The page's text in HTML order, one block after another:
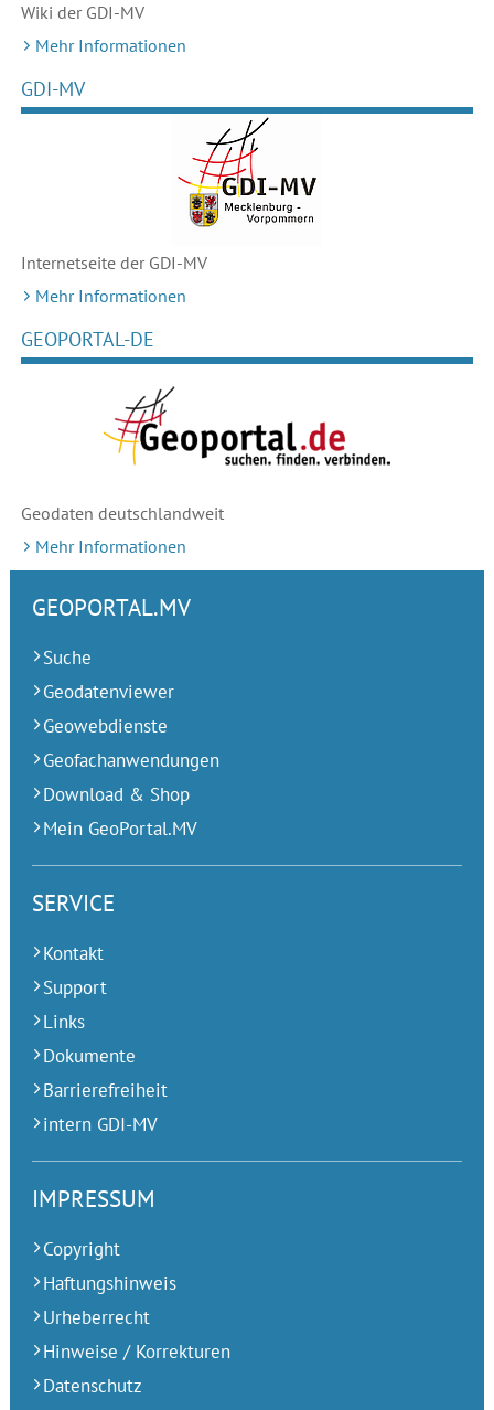
Wiki der GDI-MV
Mehr Informationen
GDI-MV
Internetseite der GDI-MV
Mehr Informationen
GEOPORTAL-DE
Geodaten deutschlandweit
Mehr Informationen
GEOPORTAL.MV
Suche
Geodatenviewer
Geowebdienste
Geofachanwendungen
Download & Shop
Mein GeoPortal.MV
SERVICE
Kontakt
Support
Links
Dokumente
Barrierefreiheit
intern GDI-MV
IMPRESSUM
Copyright
Haftungshinweis
Urheberrecht
Hinweise / Korrekturen
Datenschutz